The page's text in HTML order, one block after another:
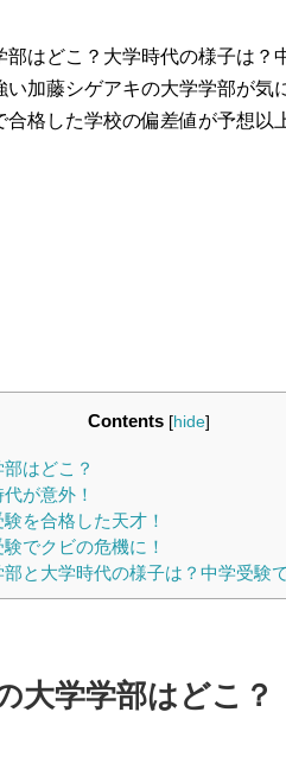
はどこ？大学時代の様子は？
い加藤シゲアキの大学学部が気
格した学校の偏差値が予想以
Contents [hide]
はどこ？
が意外！
を合格した天才！
でクビの危機に！
と大学時代の様子は？中学受験
大学学部はどこ？